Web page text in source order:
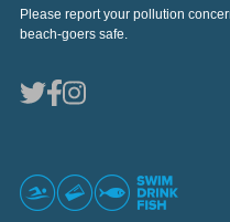
Please report your pollution
beach-goers safe.